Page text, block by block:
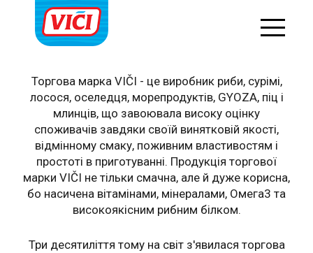
Торгова марка VIČI - це виробник риби, сурімі,
лосося, оселедця, морепродуктів, GYOZA, піц і
млинців, що завоювала високу оцінку
споживачів завдяки своїй винятковій якості,
відмінному смаку, поживним властивостям і
простоті в приготуванні. Продукція торгової
марки VIČI не тільки смачна, але й дуже корисна,
бо насичена вітамінами, мінералами, Омега3 та
високоякісним рибним білком.
Три десятиліття тому на світ з'явилася торгова